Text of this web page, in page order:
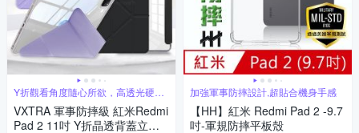
Y折觀看角度隨心所欲，高透光硬背
板
VXTRA 軍事防摔級 紅米Redmi
Pad 2 11吋 Y折晶透背蓋立架
加強軍事防摔設計,超貼合機身手感
【HH】紅米 Redmi Pad 2 -9.7
吋-軍規防摔平板殼